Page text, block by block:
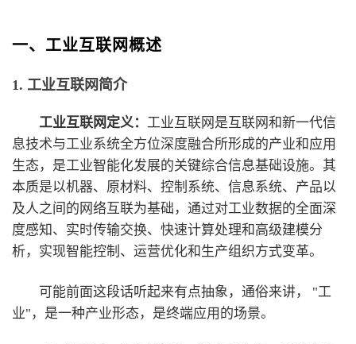
一、工业互联网概述
1. 工业互联网简介
工业互联网定义： 工业互联网是互联网和新一代信
息技术与工业系统全方位深度融合所形成的产业和应用
生态，是工业智能化发展的关键综合信息基础设施。其
本质是以机器、原材料、控制系统、信息系统、产品以
及人之间的网络互联为基础，通过对工业数据的全面深
度感知、实时传输交换、快速计算处理和高级建模分
析，实现智能控制、运营优化和生产组织方式变革。
可能前面这段话听起来有点抽象，通俗来讲， "工
业"，是一种产业形态，是终端应用的场景。